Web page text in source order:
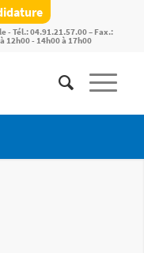
- Tél.: 04.91.21.57.00 – Fax.:
12h00 - 14h00 à 17h00